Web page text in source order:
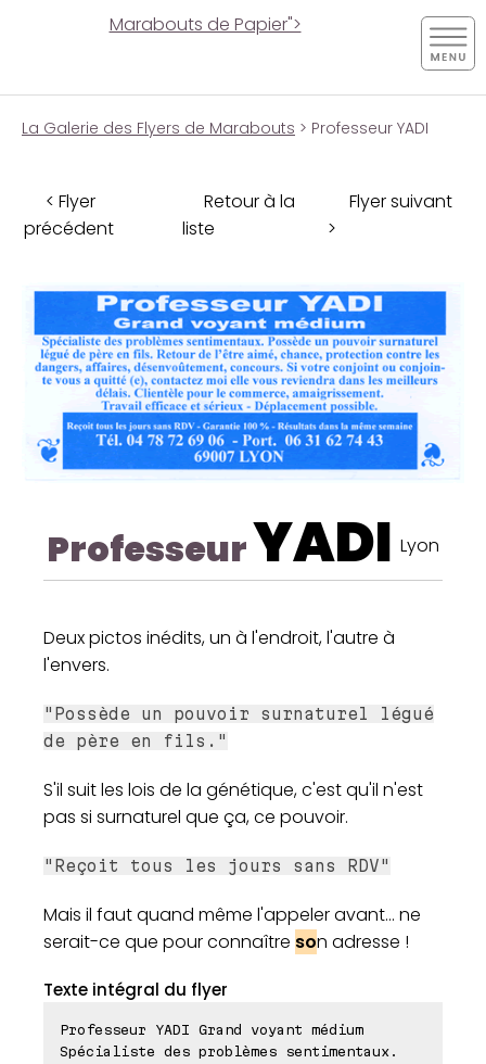
Marabouts de Papier">
La Galerie des Flyers de Marabouts > Professeur YADI
< Flyer
précédent
Retour à la
liste
Flyer suivant
>
ProfesseurYADI Lyon
Deux pictos inédits, un à l'endroit, l'autre à
l'envers.
"Possède un pouvoir surnaturel légué
de père en fils."
S'il suit les lois de la génétique, c'est qu'il n'est
pas si surnaturel que ça, ce pouvoir.
"Reçoit tous les jours sans RDV"
Mais il faut quand même l'appeler avant... ne
serait-ce que pour connaître son adresse !
Texte intégral du flyer
Professeur YADI Grand voyant médium
Spécialiste des problèmes sentimentaux.